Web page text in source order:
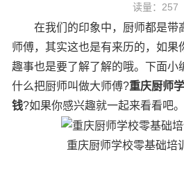
读量： 257
在我们的印象中，厨师都是带
师傅，其实这也是有来历的，如果
趣事也是要了解了解的哦。下面小
什么把厨师叫做大师傅?重庆厨师
钱?如果你感兴趣就一起来看看吧。
重庆厨师学校零基础培